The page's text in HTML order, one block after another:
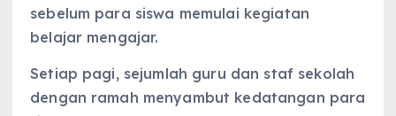
sebelum para siswa memulai kegiatan
belajar mengajar.
Setiap pagi, sejumlah guru dan staf sekolah
dengan ramah menyambut kedatangan para